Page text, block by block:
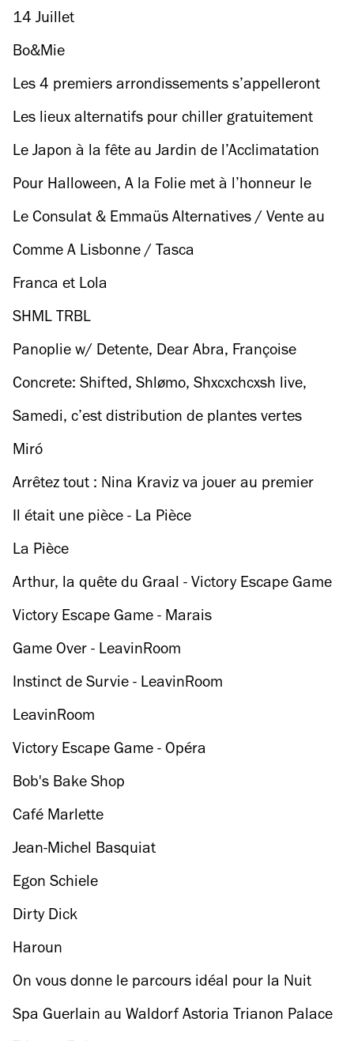
14 Juillet
Bo&Mie
Les 4 premiers arrondissements s’appelleront
désormais... "Paris Centre" !
Les lieux alternatifs pour chiller gratuitement
Le Japon à la fête au Jardin de l’Acclimatation
Pour Halloween, A la Folie met à l’honneur le
Rocky Horror Picture Show
Le Consulat & Emmaüs Alternatives / Vente au
kilo
Comme A Lisbonne / Tasca
Franca et Lola
SHML TRBL
Panoplie w/ Detente, Dear Abra, Françoise
Pagan, Peanuts
Concrete: Shifted, Shlømo, Shxcxchcxsh live,
Antenes
Samedi, c’est distribution de plantes vertes
gratuites à Clichy
Miró
Arrêtez tout : Nina Kraviz va jouer au premier
étage de la Tour Eiffel
Il était une pièce - La Pièce
La Pièce
Arthur, la quête du Graal - Victory Escape Game
Victory Escape Game - Marais
Game Over - LeavinRoom
Instinct de Survie - LeavinRoom
LeavinRoom
Victory Escape Game - Opéra
Bob's Bake Shop
Café Marlette
Jean-Michel Basquiat
Egon Schiele
Dirty Dick
Haroun
On vous donne le parcours idéal pour la Nuit
Blanche, heure par heure
Spa Guerlain au Waldorf Astoria Trianon Palace